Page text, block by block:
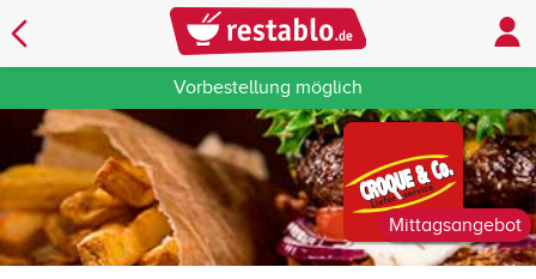
Vorbestellung möglich
Mittagsangebot